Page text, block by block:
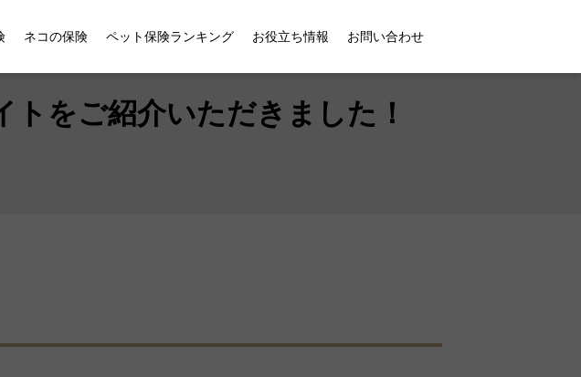
ネコの保険 ペット保険ランキング お役立ち情報 お問い合わせ
ト様】から当サイトをご紹介いただきました！
トをご紹介いただきました！